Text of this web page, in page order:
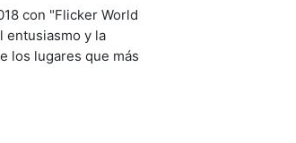
con "Flicker World
entusiasmo y la
los lugares que más